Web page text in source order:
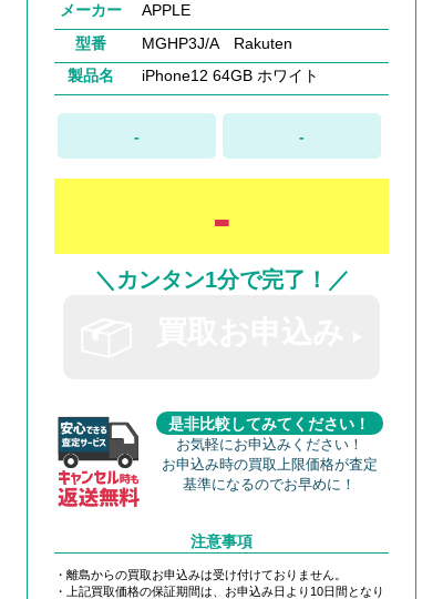
メーカー
APPLE
型番
MGHP3J/A Rakuten
製品名
iPhone12 64GB ホワイト
- -
-
＼カンタン1分で完了！／
是非比較してみてください！
お気軽にお申込みください！
お申込み時の買取上限価格が査定
基準になるのでお早めに！
注意事項
・離島からの買取お申込みは受け付けておりません。
・上記買取価格の保証期間は、お申込み日より10日間となり